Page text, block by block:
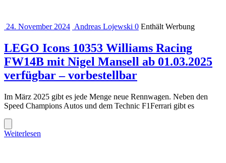
24. November 2024 Andreas Lojewski 0 Enthält Werbung
LEGO Icons 10353 Williams Racing
FW14B mit Nigel Mansell ab 01.03.2025
verfügbar – vorbestellbar
Im März 2025 gibt es jede Menge neue Rennwagen. Neben den
Speed Champions Autos und dem Technic F1Ferrari gibt es
Weiterlesen